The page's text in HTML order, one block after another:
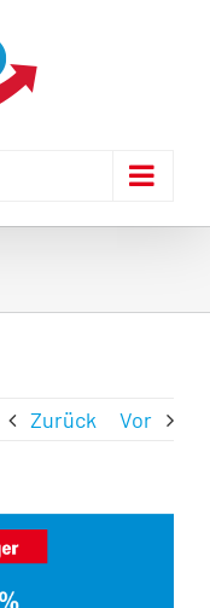
Zurück Vor